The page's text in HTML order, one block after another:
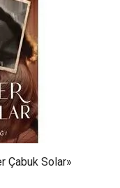
Çabuk Solar»